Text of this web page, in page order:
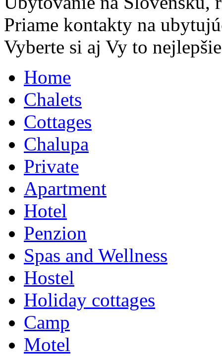
Priame kontakty na
Vyberte si aj Vy to
Home
Chalets
Cottages
Chalupa
Private
Apartment
Hotel
Penzion
Spas and Wellness
Hostel
Holiday cottages
Camp
Motel